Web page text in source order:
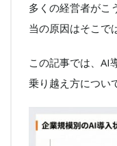
多くの経営者がこ
当の原因はそこで
この記事では、AI
乗り越え方につい